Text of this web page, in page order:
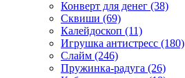
Конверт для денег (38)
Сквиши (69)
Калейдоскоп (11)
Игрушка антистресс (180)
Слайм (246)
Пружинка-радуга (26)